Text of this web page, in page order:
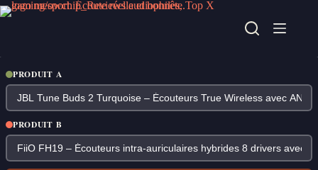
Passer
au
PRODUIT A
PRODUIT B